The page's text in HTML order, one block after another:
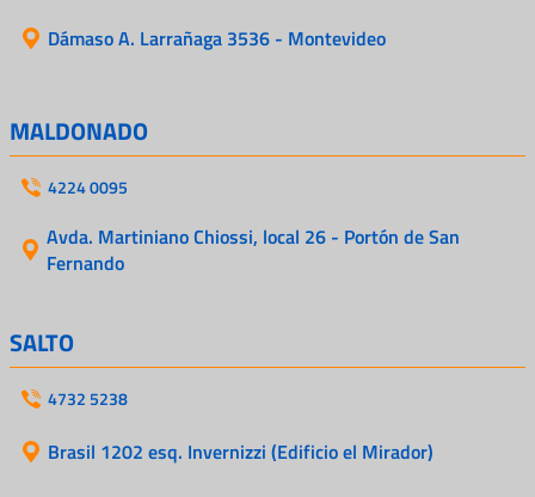
Dámaso A. Larrañaga 3536 - Montevideo
MALDONADO
4224 0095
Avda. Martiniano Chiossi, local 26 - Portón de San
Fernando
SALTO
4732 5238
Brasil 1202 esq. Invernizzi (Edificio el Mirador)